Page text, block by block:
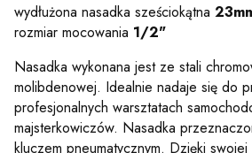
wydłużona nasadka sześciokątna 23
rozmiar mocowania 1/2"
Nasadka wykonana jest ze stali
molibdenowej. Idealnie nadaje się do
profesjonalnych warsztatach
majsterkowiczów. Nasadka
kluczem pneumatycznym. Dzięki